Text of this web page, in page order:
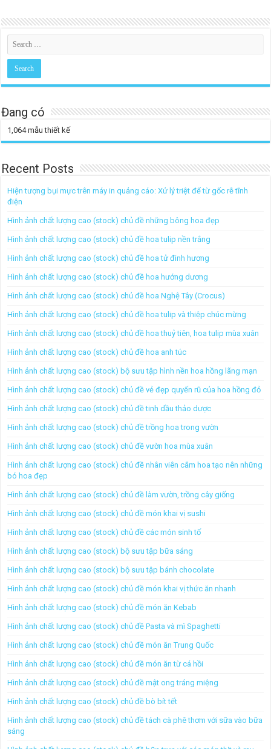
Đang có
1,064mẫu thiết kế
Recent Posts
Hiện tượng bụi mực trên máy in quảng cáo: Xử lý triệt để từ gốc rễ tĩnh
điện
Hình ảnh chất lượng cao (stock) chủ đề những bông hoa đẹp
Hình ảnh chất lượng cao (stock) chủ đề hoa tulip nền trắng
Hình ảnh chất lượng cao (stock) chủ đề hoa tử đinh hương
Hình ảnh chất lượng cao (stock) chủ đề hoa hướng dương
Hình ảnh chất lượng cao (stock) chủ đề hoa Nghệ Tây (Crocus)
Hình ảnh chất lượng cao (stock) chủ đề hoa tulip và thiệp chúc mừng
Hình ảnh chất lượng cao (stock) chủ đề hoa thuỷ tiên, hoa tulip mùa xuân
Hình ảnh chất lượng cao (stock) chủ đề hoa anh túc
Hình ảnh chất lượng cao (stock) bộ sưu tập hình nền hoa hồng lãng mạn
Hình ảnh chất lượng cao (stock) chủ đề vẻ đẹp quyến rũ của hoa hồng đỏ
Hình ảnh chất lượng cao (stock) chủ đề tinh dầu thảo dược
Hình ảnh chất lượng cao (stock) chủ đề trồng hoa trong vườn
Hình ảnh chất lượng cao (stock) chủ đề vườn hoa mùa xuân
Hình ảnh chất lượng cao (stock) chủ đề nhân viên cắm hoa tạo nên những
bó hoa đẹp
Hình ảnh chất lượng cao (stock) chủ đề làm vườn, trồng cây giống
Hình ảnh chất lượng cao (stock) chủ đề món khai vị sushi
Hình ảnh chất lượng cao (stock) chủ đề các món sinh tố
Hình ảnh chất lượng cao (stock) bộ sưu tập bữa sáng
Hình ảnh chất lượng cao (stock) bộ sưu tập bánh chocolate
Hình ảnh chất lượng cao (stock) chủ đề món khai vị thức ăn nhanh
Hình ảnh chất lượng cao (stock) chủ đề món ăn Kebab
Hình ảnh chất lượng cao (stock) chủ đề Pasta và mì Spaghetti
Hình ảnh chất lượng cao (stock) chủ đề món ăn Trung Quốc
Hình ảnh chất lượng cao (stock) chủ đề món ăn từ cá hồi
Hình ảnh chất lượng cao (stock) chủ đề mật ong tráng miệng
Hình ảnh chất lượng cao (stock) chủ đề bò bít tết
Hình ảnh chất lượng cao (stock) chủ đề tách cà phê thơm với sữa vào bữa
sáng